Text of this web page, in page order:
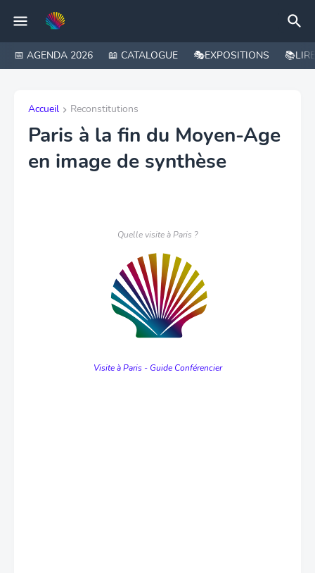
📅 AGENDA 2026 📖 CATALOGUE 🎭EXPOSITIONS 📚LIRE
Accueil Reconstitutions
Paris à la fin du Moyen-Age
en image de synthèse
Quelle visite à Paris ?
Visite à Paris - Guide Conférencier